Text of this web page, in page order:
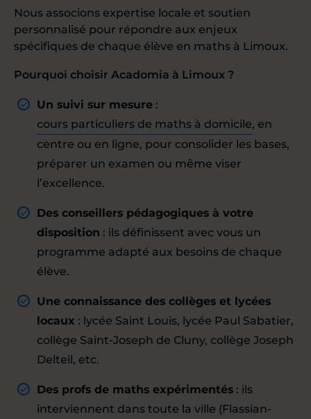
Nous associons expertise locale et soutien
personnalisé pour répondre aux enjeux
spécifiques de chaque élève en maths à Limoux.
Pourquoi choisir Acadomia à Limoux ?
Un suivi sur mesure :
cours particuliers de maths à domicile, en
centre ou en ligne, pour consolider les bases,
préparer un examen ou même viser
l’excellence.
Des conseillers pédagogiques à votre
disposition : ils définissent avec vous un
programme adapté aux besoins de chaque
élève.
Une connaissance des collèges et lycées
locaux : lycée Saint Louis, lycée Paul Sabatier,
collège Saint-Joseph de Cluny, collège Joseph
Delteil, etc.
Des profs de maths expérimentés : ils
interviennent dans toute la ville (Flassian-